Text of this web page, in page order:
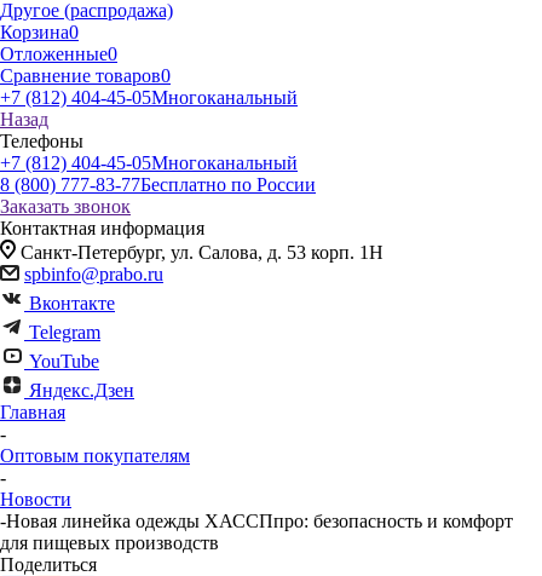
Другое (распродажа)
Корзина0
Отложенные0
Сравнение товаров0
+7 (812) 404-45-05Многоканальный
Назад
Телефоны
+7 (812) 404-45-05Многоканальный
8 (800) 777-83-77Бесплатно по России
Заказать звонок
Контактная информация
Санкт-Петербург, ул. Салова, д. 53 корп. 1Н
spbinfo@prabo.ru
Вконтакте
Telegram
YouTube
Яндекс.Дзен
Главная
-
Оптовым покупателям
-
Новости
-Новая линейка одежды ХАССПпро: безопасность и комфорт
для пищевых производств
Поделиться